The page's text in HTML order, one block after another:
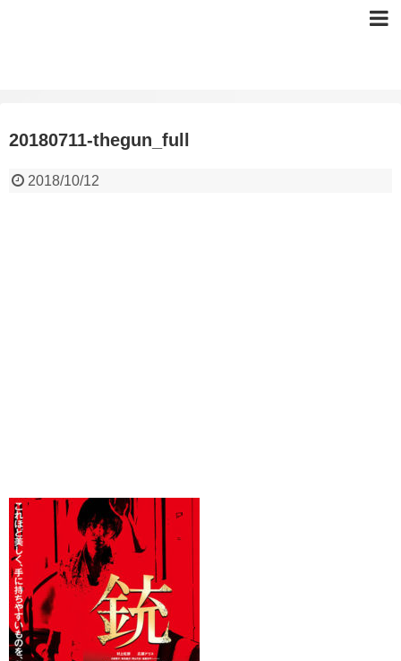
20180711-thegun_full
2018/10/12